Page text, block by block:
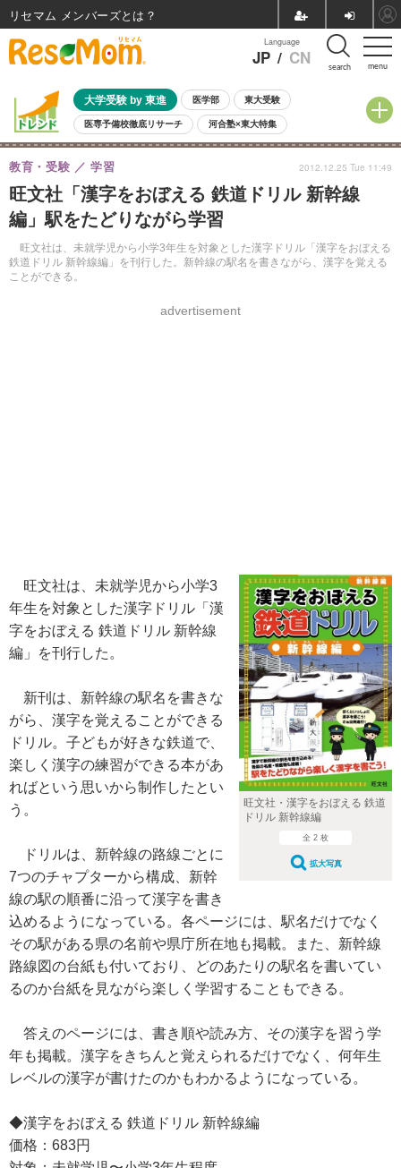
menu
Language
JP / CN search
大学受験 by 東進 医学部 東大受験
医専予備校徹底リサーチ 河合塾×東大特集
親子で考える大学選び 高校受験 中学受験 小学校受験
共通テスト 夏休み
8月開催イベント・WS 全国公立高校 過去問 人気記事
自由研究教材（小学生向け） 自由研究教材（中学生向け）
旺文社「漢字をおぼえる 鉄道ドリル 新幹線
編」駅をたどりながら学習
旺文社は、未就学児から小学3年生を対象とした漢字ドリル「漢字をおぼえる
鉄道ドリル 新幹線編」を刊行した。新幹線の駅名を書きながら、漢字を覚える
ことができる。
教育・受験 学習
advertisement
2012.12.25 Tue 11:49
旺文社・漢字をおぼえる 鉄道
ドリル 新幹線編
全 2 枚
拡大写真
旺文社は、未就学児から小学3
年生を対象とした漢字ドリル「漢
字をおぼえる 鉄道ドリル 新幹線
編」を刊行した。
新刊は、新幹線の駅名を書きな
がら、漢字を覚えることができる
ドリル。子どもが好きな鉄道で、
楽しく漢字の練習ができる本があ
ればという思いから制作したとい
う。
ドリルは、新幹線の路線ごとに
7つのチャプターから構成、新幹
線の駅の順番に沿って漢字を書き
込めるようになっている。各ページには、駅名だけでなく
その駅がある県の名前や県庁所在地も掲載。また、新幹線
路線図の台紙も付いており、どのあたりの駅名を書いてい
るのか台紙を見ながら楽しく学習することもできる。
答えのページには、書き順や読み方、その漢字を習う学
年も掲載。漢字をきちんと覚えられるだけでなく、何年生
レベルの漢字が書けたのかもわかるようになっている。
◆漢字をおぼえる 鉄道ドリル 新幹線編
価格：683円
リセマム メンバーズ